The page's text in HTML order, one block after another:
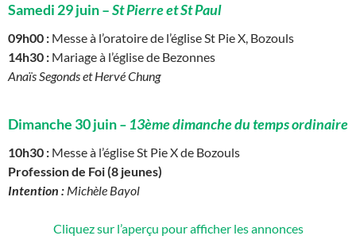
Samedi 29 juin –St Pierre et St Paul
09h00 : Messe à l’oratoire de l’église St Pie X, Bozouls
14h30 : Mariage à l’église de Bezonnes
Anaïs Segonds et Hervé Chung
Dimanche 30 juin– 13ème dimanche du temps ordinaire
10h30 : Messe à l’église St Pie X de Bozouls
Profession de Foi (8 jeunes)
Intention : Michèle Bayol
Cliquez sur l’aperçu pour afficher les annonces